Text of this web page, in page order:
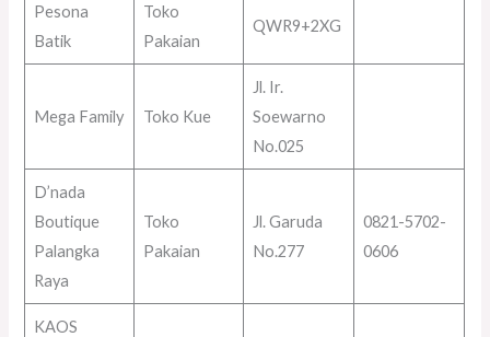
Pesona
Batik
Toko
Pakaian
QWR9+2XG
Mega Family Toko Kue
Jl. Ir.
Soewarno
No.025
D’nada
Boutique
Palangka
Raya
Toko
Pakaian
Jl. Garuda
No.277
0821-5702-
0606
KAOS